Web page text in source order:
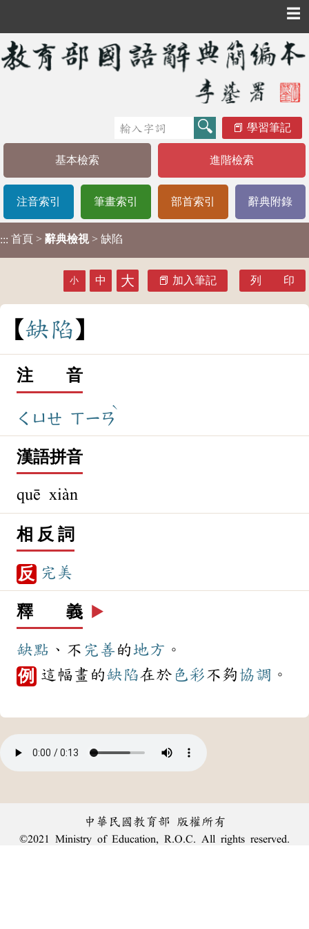
☰
學習筆記
基本檢索 進階檢索
注音索引 筆畫索引 部首索引 辭典附錄
::: 首頁 > 辭典檢視 > 缺陷
小 中 大 加入筆記 列 印
缺陷
注 音
ㄑㄩㄝ ㄒㄧㄢ
ˋ
漢語拼音
quē xiàn
相 反 詞
反 完美
釋 義 ▶️
缺點 、不 完善的地方 。
例 這幅畫的缺陷在於 色彩不夠 協調 。
中華民國教育部 版權所有
©2021 Ministry of Education, R.O.C. All rights reserved.